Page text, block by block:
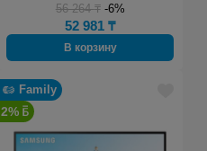
56 264₸ -6%
52 981₸
В корзину
Family
2%